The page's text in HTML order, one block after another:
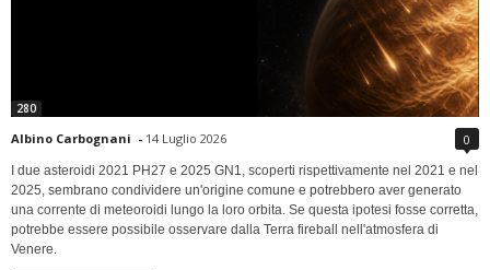
280
Albino Carbognani - 14 Luglio 2026 0
I due asteroidi 2021 PH27 e 2025 GN1, scoperti rispettivamente nel 2021 e nel
2025, sembrano condividere un'origine comune e potrebbero aver generato
una corrente di meteoroidi lungo la loro orbita. Se questa ipotesi fosse corretta,
potrebbe essere possibile osservare dalla Terra fireball nell'atmosfera di
Venere.